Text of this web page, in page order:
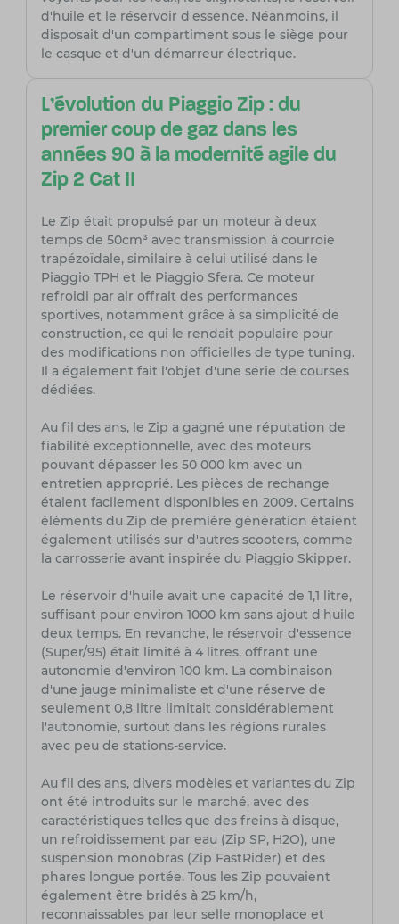
d'huile et le réservoir d'essence. Néanmoins, il
disposait d'un compartiment sous le siège pour
le casque et d'un démarreur électrique.
L'évolution du Piaggio Zip : du
premier coup de gaz dans les
années 90 à la modernité agile du
Zip 2 Cat II
Le Zip était propulsé par un moteur à deux
temps de 50cm³ avec transmission à courroie
trapézoïdale, similaire à celui utilisé dans le
Piaggio TPH et le Piaggio Sfera. Ce moteur
refroidi par air offrait des performances
sportives, notamment grâce à sa simplicité de
construction, ce qui le rendait populaire pour
des modifications non officielles de type tuning.
Il a également fait l'objet d'une série de courses
dédiées.
Au fil des ans, le Zip a gagné une réputation de
fiabilité exceptionnelle, avec des moteurs
pouvant dépasser les 50 000 km avec un
entretien approprié. Les pièces de rechange
étaient facilement disponibles en 2009. Certains
éléments du Zip de première génération étaient
également utilisés sur d'autres scooters, comme
la carrosserie avant inspirée du Piaggio Skipper.
Le réservoir d'huile avait une capacité de 1,1 litre,
suffisant pour environ 1000 km sans ajout d'huile
deux temps. En revanche, le réservoir d'essence
(Super/95) était limité à 4 litres, offrant une
autonomie d'environ 100 km. La combinaison
d'une jauge minimaliste et d'une réserve de
seulement 0,8 litre limitait considérablement
l'autonomie, surtout dans les régions rurales
avec peu de stations-service.
Au fil des ans, divers modèles et variantes du Zip
ont été introduits sur le marché, avec des
caractéristiques telles que des freins à disque,
un refroidissement par eau (Zip SP, H2O), une
suspension monobras (Zip FastRider) et des
phares longue portée. Tous les Zip pouvaient
également être bridés à 25 km/h,
reconnaissables par leur selle monoplace et